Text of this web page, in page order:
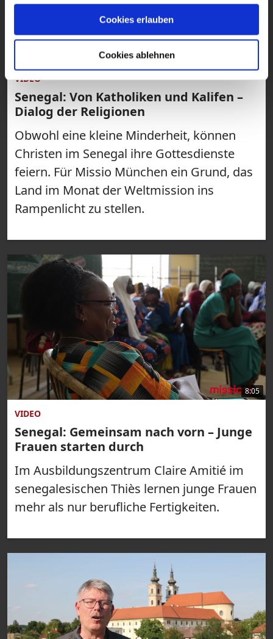
Cookies erlauben
Cookies ablehnen
VIDEO
Senegal: Von Katholiken und Kalifen –
Dialog der Religionen
Obwohl eine kleine Minderheit, können
Christen im Senegal ihre Gottesdienste
feiern. Für Missio München ein Grund, das
Land im Monat der Weltmission ins
Rampenlicht zu stellen.
8:05
VIDEO
Senegal: Gemeinsam nach vorn – Junge
Frauen starten durch
Im Ausbildungszentrum Claire Amitié im
senegalesischen Thiès lernen junge Frauen
mehr als nur berufliche Fertigkeiten.